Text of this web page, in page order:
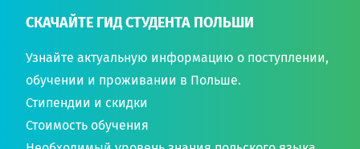
СКАЧАЙТЕ ГИД СТУДЕНТА ПОЛЬШИ
Узнайте актуальную информацию о поступлении,
обучении и проживании в Польше.
Стипендии и скидки
Стоимость обучения